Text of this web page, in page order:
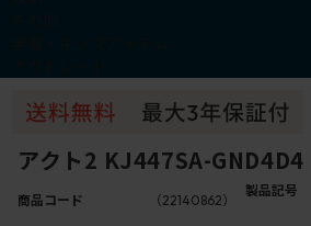
アクト2 KJ447SA-GND4D4
商品コード （22140862）
製品記号